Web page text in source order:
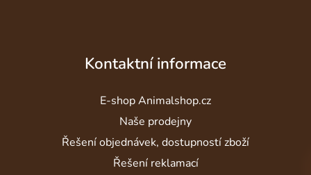
Kontaktní informace
E-shop Animalshop.cz
Naše prodejny
Řešení objednávek, dostupností zboží
Řešení reklamací